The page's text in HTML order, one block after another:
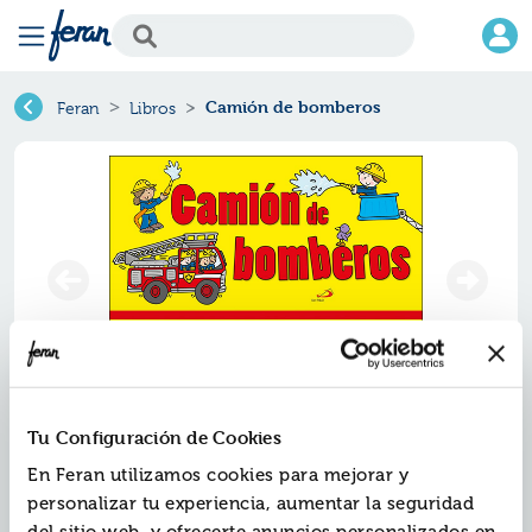
Tu Configuración de Cookies
En Feran utilizamos cookies para mejorar y
personalizar tu experiencia, aumentar la seguridad
Feran Libros Camión de bomberos
Camión de bomberos
ISBN: 9788428559300